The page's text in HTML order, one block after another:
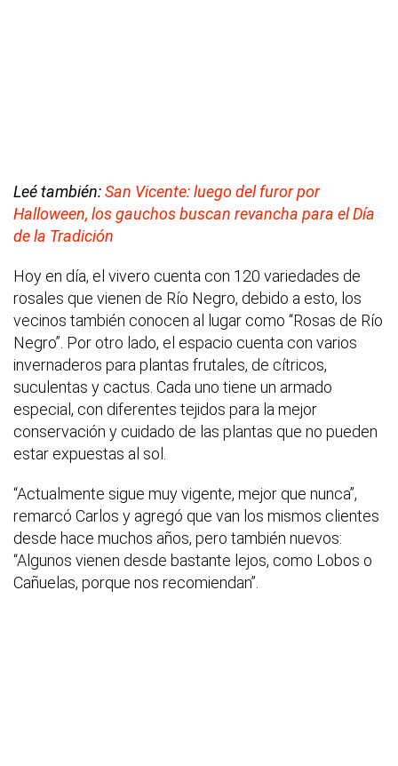
Leé también:San Vicente: luego del furor por
Halloween, los gauchos buscan revancha para el Día
de la Tradición
Hoy en día, el vivero cuenta con 120 variedades de
rosales que vienen de Río Negro, debido a esto, los
vecinos también conocen al lugar como “Rosas de Río
Negro”. Por otro lado, el espacio cuenta con varios
invernaderos para plantas frutales, de cítricos,
suculentas y cactus. Cada uno tiene un armado
especial, con diferentes tejidos para la mejor
conservación y cuidado de las plantas que no pueden
estar expuestas al sol.
“Actualmente sigue muy vigente, mejor que nunca”,
remarcó Carlos y agregó que van los mismos clientes
desde hace muchos años, pero también nuevos:
“Algunos vienen desde bastante lejos, como Lobos o
Cañuelas, porque nos recomiendan”.